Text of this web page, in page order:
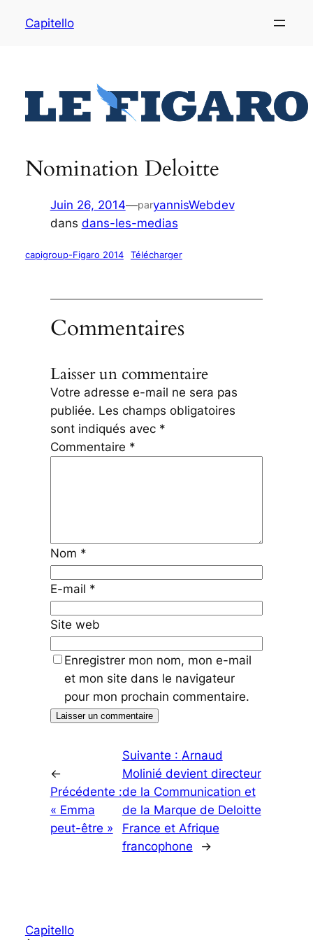
Capitello
Nomination Deloitte
Juin 26, 2014—paryannisWebdev
dans dans-les-medias
capigroup-Figaro 2014 Télécharger
Commentaires
Laisser un commentaire
Votre adresse e-mail ne sera pas
publiée. Les champs obligatoires
sont indiqués avec *
Commentaire *
Nom *
E-mail *
Site web
Enregistrer mon nom, mon e-mail
et mon site dans le navigateur
pour mon prochain commentaire.
←
Précédente :
« Emma
peut-être »
Suivante : Arnaud
Molinié devient directeur
de la Communication et
de la Marque de Deloitte
France et Afrique
francophone
→
Capitello